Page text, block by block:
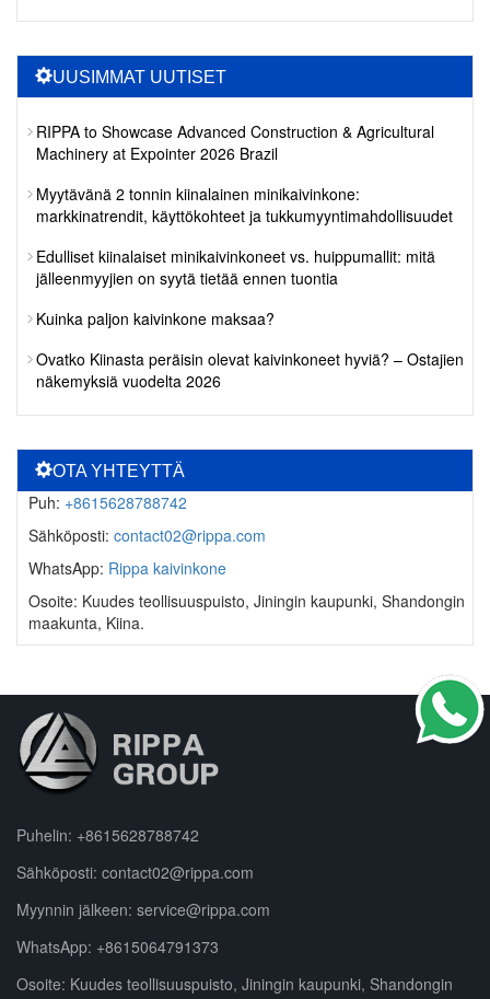
UUSIMMAT UUTISET
RIPPA to Showcase Advanced Construction & Agricultural
Machinery at Expointer 2026 Brazil
Myytävänä 2 tonnin kiinalainen minikaivinkone:
markkinatrendit, käyttökohteet ja tukkumyyntimahdollisuudet
Edulliset kiinalaiset minikaivinkoneet vs. huippumallit: mitä
jälleenmyyjien on syytä tietää ennen tuontia
Kuinka paljon kaivinkone maksaa?
Ovatko Kiinasta peräisin olevat kaivinkoneet hyviä? – Ostajien
näkemyksiä vuodelta 2026
OTA YHTEYTTÄ
Puh: +8615628788742
Sähköposti: contact02@rippa.com
WhatsApp: Rippa kaivinkone
Osoite: Kuudes teollisuuspuisto, Jiningin kaupunki, Shandongin
maakunta, Kiina.
Puhelin: +8615628788742
Sähköposti: contact02@rippa.com
Myynnin jälkeen: service@rippa.com
WhatsApp: +8615064791373
Osoite: Kuudes teollisuuspuisto, Jiningin kaupunki, Shandongin